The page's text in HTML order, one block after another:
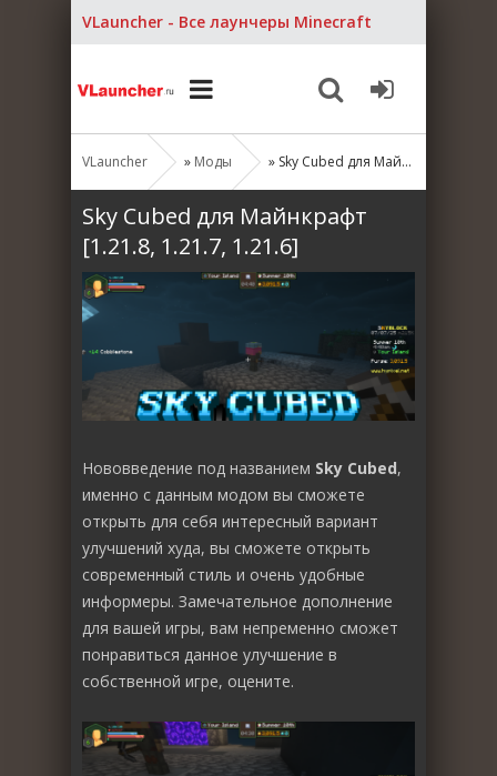
VLauncher - Все лаунчеры Minecraft
VLauncher » Моды » Sky Cubed для Майнкрафт [1.21.8, 1.21.7, 1.21.6]
Sky Cubed для Майнкрафт
[1.21.8, 1.21.7, 1.21.6]
Нововведение под названием Sky Cubed,
именно с данным модом вы сможете
открыть для себя интересный вариант
улучшений худа, вы сможете открыть
современный стиль и очень удобные
информеры. Замечательное дополнение
для вашей игры, вам непременно сможет
понравиться данное улучшение в
собственной игре, оцените.